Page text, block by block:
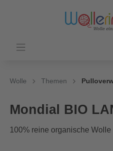
Wolle Themen
Mondial BIO
100% reine organische Wolle